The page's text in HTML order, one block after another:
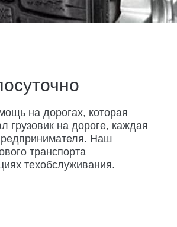
на дорогах, которая
грузовик на дороге, каждая
Наш
транспорта
техобслуживания.